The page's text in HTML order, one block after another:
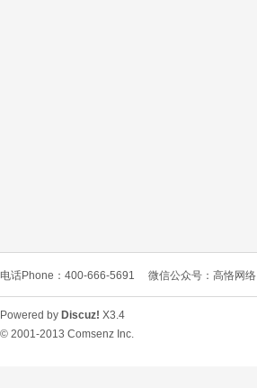
电话Phone：400-666-5691 微信公众号：高恪网络
Powered by Discuz! X3.4
© 2001-2013 Comsenz Inc.